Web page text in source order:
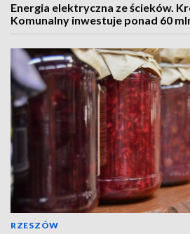
Energia elektryczna ze ścieków.
Komunalny inwestuje ponad 60
RZESZÓW